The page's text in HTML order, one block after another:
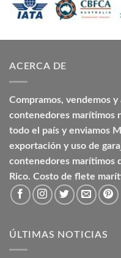
ACERCA DE
Compramos, vendemos
contenedores marítimos
todo el país y enviamos
exportación y uso de
contenedores marítimos
Rico. Costo de flete
ÚLTIMAS NOTICIAS